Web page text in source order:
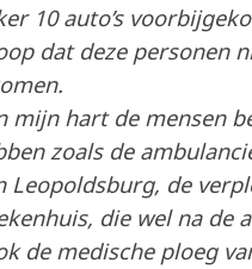
10 auto’s
dat deze personen
hart de mensen
zoals de
Leopoldsburg, de
die wel na de
de medische ploeg